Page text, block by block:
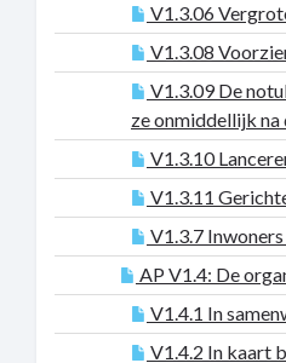
V1.3.06
V1.3.08
V1.3.09 De
ze onmiddellijk
V1.3.10
V1.3.11
V1.3.7
AP V1.4: De
V1.4.1 In
V1.4.2 In kaart